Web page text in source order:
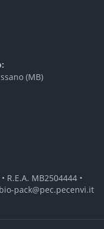
(MB)
R.E.A. MB2504444 •
bio-pack@pec.pecenvi.it